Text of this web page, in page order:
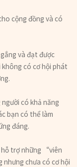
cộng đồng và có
và đạt được
có cơ hội phát
có khả năng
bạn có thể làm
đáng.
hỗ trợ những “viên
chưa có cơ hội